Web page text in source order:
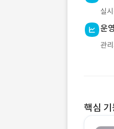
실
운
관
핵심 기